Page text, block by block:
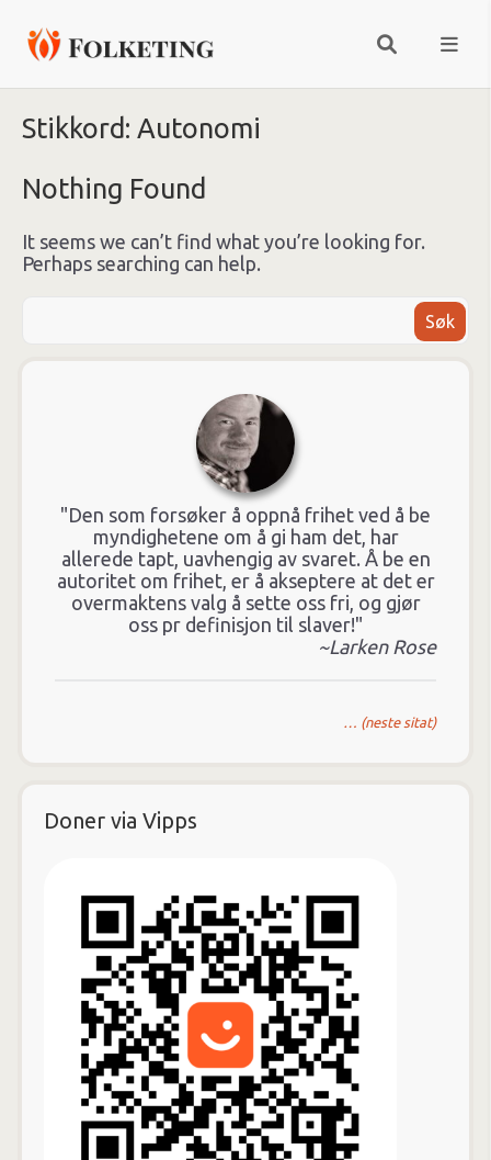
Stikkord: Autonomi
Nothing Found
It seems we can’t find what you’re looking for.
Perhaps searching can help.
"Den som forsøker å oppnå frihet ved å be
myndighetene om å gi ham det, har
allerede tapt, uavhengig av svaret. Å be en
autoritet om frihet, er å akseptere at det er
overmaktens valg å sette oss fri, og gjør
oss pr definisjon til slaver!"
~Larken Rose
… (neste sitat)
Doner via Vipps